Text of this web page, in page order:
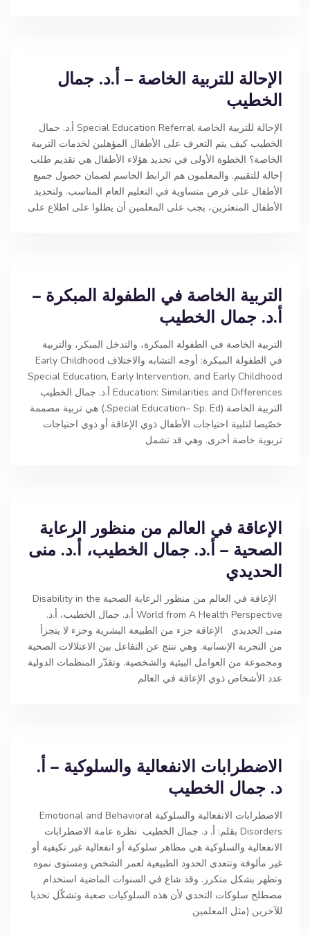
الإحالة للتربية الخاصة – أ.د. جمال
الخطيب
الإحالة للتربية الخاصة Special Education Referral أ.د. جمال
الخطيب كيف يتم التعرف على الأطفال المؤهلين لخدمات التربية
الخاصة؟ الخطوة الأولى في تحديد هؤلاء الأطفال هي تقديم طلب
إحالة للتقييم. والمعلمون هم الرابط الحاسم لضمان حصول جميع
الأطفال على فرص متساوية في التعليم العام المناسب. ولتحديد
الأطفال المتعثرين، يجب على المعلمين أن يظلوا على اطلاع على
التربية الخاصة في الطفولة المبكرة –
أ.د. جمال الخطيب
التربية الخاصة في الطفولة المبكرة، والتدخل المبكر، والتربية
في الطفولة المبكرة: أوجه التشابه والاختلاف Early Childhood
Special Education, Early Intervention, and Early Childhood
Education: Similarities and Differences أ.د. جمال الخطيب
التربية الخاصة (Special Education– Sp. Ed.) هي تربية مصممة
خصّيصا لتلبية احتياجات الأطفال ذوي الإعاقة أو ذوي احتياجات
تربوية خاصة أخرى. وهي قد تشمل
الإعاقة في العالم من منظور الرعاية
الصحية – أ.د. جمال الخطيب، أ.د. منى
الحديدي
الإعاقة في العالم من منظور الرعاية الصحية Disability in the
World from A Health Perspective أ.د. جمال الخطيب، أ.د.
منى الحديدي الإعاقة جزء من الطبيعة البشرية وجزء لا يتجزأ
من التجربة الإنسانية. وهي تنتج عن التفاعل بين الاعتلالات الصحية
ومجموعة من العوامل البيئية والشخصية. وتقدّر المنظمات الدولية
عدد الأشخاص ذوي الإعاقة في العالم
الاضطرابات الانفعالية والسلوكية – أ.
د. جمال الخطيب
الاضطرابات الانفعالية والسلوكية Emotional and Behavioral
Disorders بقلم: أ. د. جمال الخطيب نظرة عامة الاضطرابات
الانفعالية والسلوكية هي مظاهر سلوكية أو انفعالية غير تكيفية أو
غير مألوفة وتتعدى الحدود الطبيعية لعمر الشخص ومستوى نموه
وتظهر بشكل متكرر. وقد شاع في السنوات الماضية استخدام
مصطلح سلوكات التحدي لأن هذه السلوكيات صعبة وتشكّل تحديا
للآخرين (مثل المعلمين